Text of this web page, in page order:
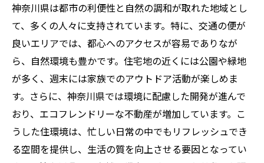
不動産購入時にチェックしたい神奈川県の
エリア情報
神奈川県内での家族にぴったりの住まい選
び
神奈川県の住まい購入で重要な決断ポイン
ト
失敗しない神奈川県での不動産購入法
神奈川県での理想の住まいを見つけるため
神奈川県は都市の利便性と自然の調和が取れた地域とし
て、多くの人々に支持されています。特に、交通の便が
良いエリアでは、都心へのアクセスが容易でありなが
ら、自然環境も豊かです。住宅地の近くには公園や緑地
が多く、週末には家族でのアウトドア活動が楽しめま
す。さらに、神奈川県では環境に配慮した開発が進んで
おり、エコフレンドリーな不動産が増加しています。こ
うした住環境は、忙しい日常の中でもリフレッシュでき
る空間を提供し、生活の質を向上させる要因となってい